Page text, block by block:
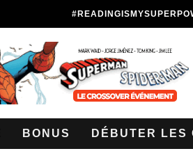
BONUS DÉBUTER LES